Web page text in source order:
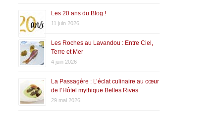
Les 20 ans du Blog !
11 juin 2026
Les Roches au Lavandou : Entre Ciel,
Terre et Mer
4 juin 2026
La Passagère : L’éclat culinaire au cœur
de l’Hôtel mythique Belles Rives
29 mai 2026